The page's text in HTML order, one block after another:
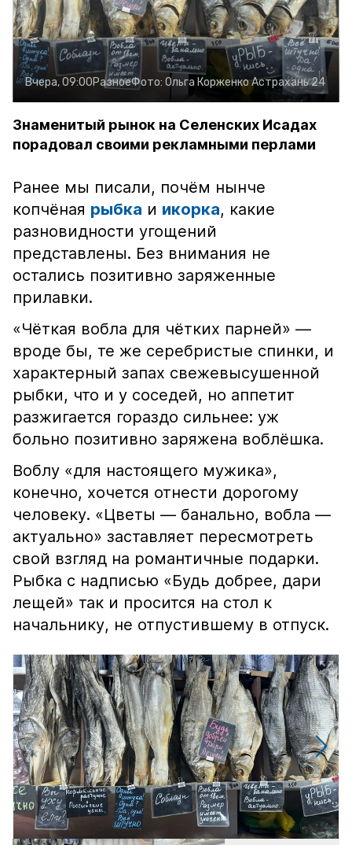
Вчера, 09:00РазноеФото: Ольга КорженкоАстрахань 24
Знаменитый рынок на Селенских Исадах
порадовал своими рекламными перлами
Ранее мы писали, почём нынче
копчёная рыбка и икорка, какие
разновидности угощений
представлены. Без внимания не
остались позитивно заряженные
прилавки.
«Чёткая вобла для чётких парней» —
вроде бы, те же серебристые спинки, и
характерный запах свежевысушенной
рыбки, что и у соседей, но аппетит
разжигается гораздо сильнее: уж
больно позитивно заряжена воблёшка.
Воблу «для настоящего мужика»,
конечно, хочется отнести дорогому
человеку. «Цветы — банально, вобла —
актуально» заставляет пересмотреть
свой взгляд на романтичные подарки.
Рыбка с надписью «Будь добрее, дари
лещей» так и просится на стол к
начальнику, не отпустившему в отпуск.